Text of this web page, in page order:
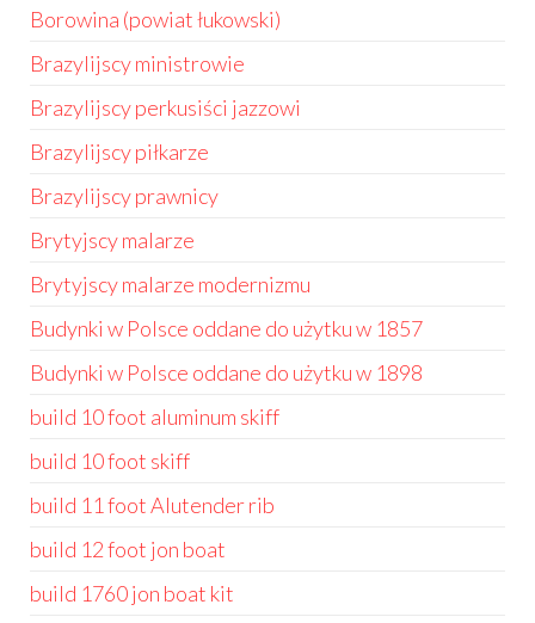
Borowina (powiat łukowski)
Brazylijscy ministrowie
Brazylijscy perkusiści jazzowi
Brazylijscy piłkarze
Brazylijscy prawnicy
Brytyjscy malarze
Brytyjscy malarze modernizmu
Budynki w Polsce oddane do użytku w 1857
Budynki w Polsce oddane do użytku w 1898
build 10 foot aluminum skiff
build 10 foot skiff
build 11 foot Alutender rib
build 12 foot jon boat
build 1760 jon boat kit